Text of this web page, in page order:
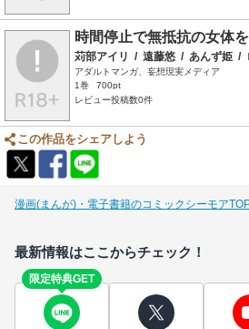
時間停止で無抵抗の女体
苅部アイリ / 遠藤悠 / あんず姫 /
アダルトマンガ、妄想現実メディア
1巻
700pt
レビュー投稿数0件
この作品をシェアしよう
漫画(まんが)・電子書籍のコミックシーモア
最新情報はここからチェック！
限定特典GET